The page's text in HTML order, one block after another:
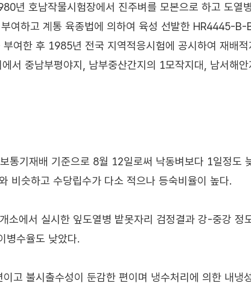
년 호남작물시험장에서 진주벼를 모본으로 하고 도
여하고 계통 육종법에 의하여 육성 선발한 HR4445-
여한 후 1985년 전국 지역적응시험에 공시하여 재배
서 중남부평야지, 남부중산간지의 1모작지대, 남서해
통기재배 기준으로 8월 12일로써 낙동벼보다 1일정
비슷하고 수당립수가 다소 적으나 등숙비율이 높다.
소에서 실시한 잎도열병 밭못자리 검정결과 강-중강
병수율도 낮았다.
고 불시출수성이 둔감한 편이며 냉수처리에 의한 내냉